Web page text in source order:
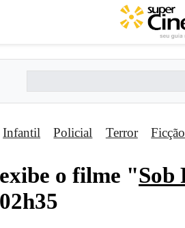
Infantil Policial Terror Ficção
o filme "Sob